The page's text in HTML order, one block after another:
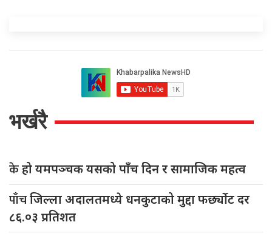
भर्खरै
केहो यमपञ्चक यसको पाँच दिन र सामाजिक महत्व
पाँचजिल्ला अदालतमध्ये धनकुटाको मुद्दा फर्छ्योट दर
८६.०३ प्रतिशत